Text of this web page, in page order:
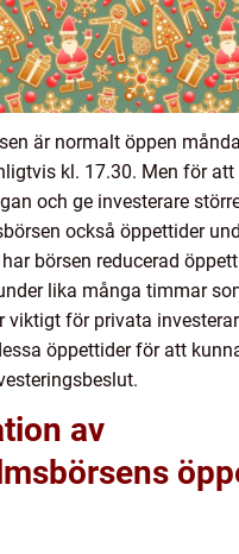
är normalt öppen
kl. 17.30. Men för att
och ge investerare
också öppettider
börsen reducerad
lika många timmar
viktigt för privata
öppettider för att
av